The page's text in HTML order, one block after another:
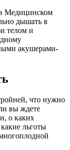
Медицинском
дышать в
телом и
акушерами-
что нужно
вы ждете
о каких
льготы